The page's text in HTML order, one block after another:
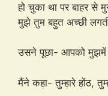
हो चुका था पर बाहर से
मुझे तुम बहुत अच्छी
उसने पूछा- आपको मुझमें
मैंने कहा- तुम्हारे होंठ,